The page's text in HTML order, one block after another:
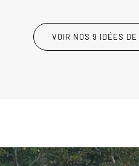
VOIR NOS 9 IDÉES DE